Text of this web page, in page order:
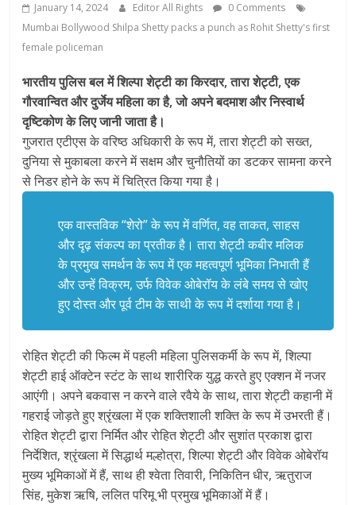
January 14, 2024 Editor All Rights
0 Comments
Mumbai Bollywood Shilpa Shetty packs a punch as Rohit Shetty's first
female policeman
भारतीय पुलिस बल में शिल्पा शेट्टी का किरदार, तारा शेट्टी, एक
गौरवान्वित और दुर्जेय महिला का है, जो अपने बदमाश और निस्वार्थ
दृष्टिकोण के लिए जानी जाता है।
गुजरात एटीएस के वरिष्ठ अधिकारी के रूप में, तारा शेट्टी को सख्त,
दुनिया से मुकाबला करने में सक्षम और चुनौतियों का डटकर सामना करने
से निडर होने के रूप में चित्रित किया गया है।
एक वास्तविक “शेरो” के रूप में वर्णित, वह ताकत, साहस
और दृढ़ संकल्प का प्रतीक है। तारा शेट्टी कबीर मलिक
के प्रमुख समर्थन के रूप में एक महत्वपूर्ण भूमिका निभाती हैं
और उन्हें विक्रम, उर्फ ​​विवेक ओबेरॉय के लंबे समय से खोए
हुए दोस्त और पूर्व टीम के साथी के रूप में दर्शाया गया है।
रोहित शेट्टी की फिल्म में पहली महिला पुलिसकर्मी के रूप में, शिल्पा
शेट्टी हाई ऑक्टेन स्टंट के साथ शारीरिक युद्ध करते हुए एक्शन में नजर
आएंगी। अपने बकवास न करने वाले रवैये के साथ, तारा शेट्टी कहानी में
गहराई जोड़ते हुए श्रृंखला में एक शक्तिशाली शक्ति के रूप में उभरती हैं।
रोहित शेट्टी द्वारा निर्मित और रोहित शेट्टी और सुशांत प्रकाश द्वारा
निर्देशित, श्रृंखला में सिद्धार्थ मल्होत्रा, शिल्पा शेट्टी और विवेक ओबेरॉय
मुख्य भूमिकाओं में हैं, साथ ही श्वेता तिवारी, निकितिन धीर, ऋतुराज
सिंह, मुकेश ऋषि, ललित परिमू भी प्रमुख भूमिकाओं में हैं।